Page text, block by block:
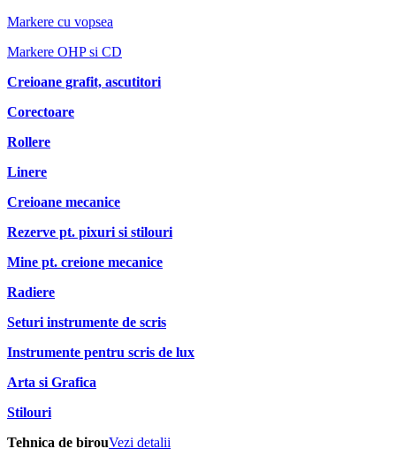
Markere cu vopsea
Markere OHP si CD
Creioane grafit, ascutitori
Corectoare
Rollere
Linere
Creioane mecanice
Rezerve pt. pixuri si stilouri
Mine pt. creione mecanice
Radiere
Seturi instrumente de scris
Instrumente pentru scris de lux
Arta si Grafica
Stilouri
Tehnica de birouVezi detalii